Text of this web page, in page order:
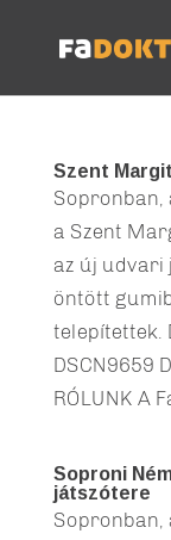
Szent
Sopronban,
a Szent
az új udvari
öntött
telepítettek.
DSCN9659
RÓLUNK A
Soproni
játszótere
Sopronban,